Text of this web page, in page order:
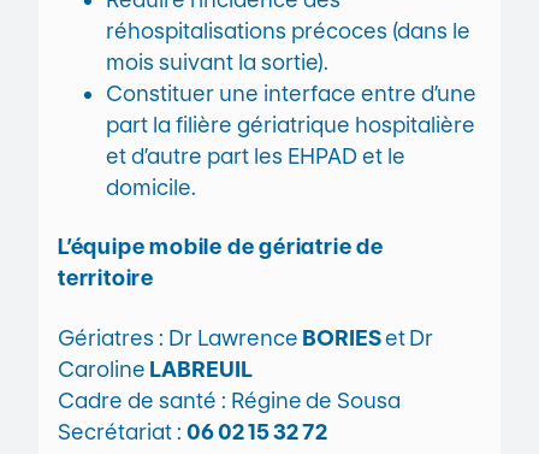
réhospitalisations précoces (dans le
mois suivant la sortie).
Constituer une interface entre d’une
part la filière gériatrique hospitalière
et d’autre part les EHPAD et le
domicile.
L’équipe mobile de gériatrie de
territoire
Gériatres : Dr Lawrence BORIESetDr
Caroline LABREUIL
Cadre de santé : Réginede Sousa
Secrétariat : 06 02 15 32 72